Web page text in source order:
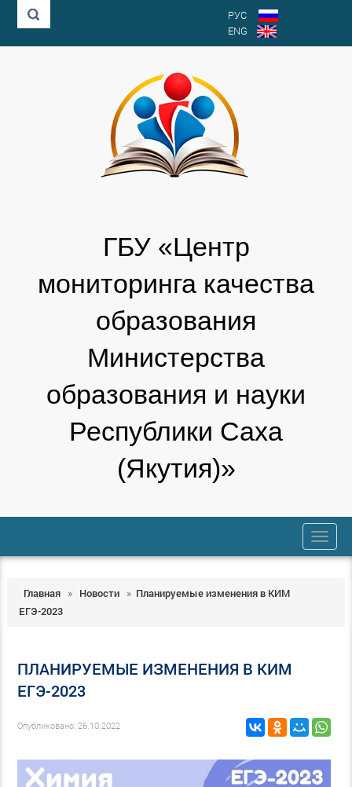
РУС
ENG
ГБУ «Центр
мониторинга качества
образования
Министерства
образования и науки
Республики Саха
(Якутия)»
trk
Главная » Новости » Планируемые изменения в КИМ
ЕГЭ-2023
ПЛАНИРУЕМЫЕ ИЗМЕНЕНИЯ В КИМ
ЕГЭ-2023
Опубликовано: 26.10.2022